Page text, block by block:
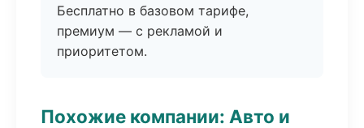
Бесплатно в базовом тарифе,
премиум — с рекламой и
приоритетом.
Похожие компании: Авто и